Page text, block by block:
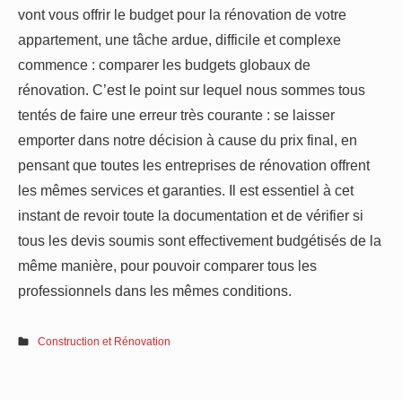
vont vous offrir le budget pour la rénovation de votre
appartement, une tâche ardue, difficile et complexe
commence : comparer les budgets globaux de
rénovation. C’est le point sur lequel nous sommes tous
tentés de faire une erreur très courante : se laisser
emporter dans notre décision à cause du prix final, en
pensant que toutes les entreprises de rénovation offrent
les mêmes services et garanties. Il est essentiel à cet
instant de revoir toute la documentation et de vérifier si
tous les devis soumis sont effectivement budgétisés de la
même manière, pour pouvoir comparer tous les
professionnels dans les mêmes conditions.
Construction et Rénovation